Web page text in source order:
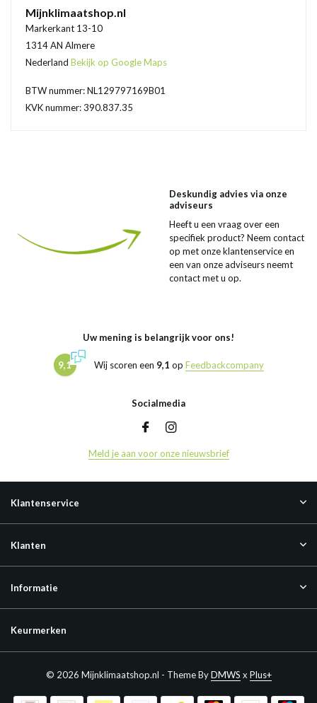
Mijnklimaatshop.nl
Markerkant 13-10
1314 AN Almere
Nederland Bekijk op Google Maps
BTW nummer: NL129797169B01
KVK nummer: 390.837.35
Deskundig advies via onze
adviseurs
Heeft u een vraag over een
specifiek product? Neem contact
op met onze klantenservice en
een van onze adviseurs neemt
contact met u op.
Uw mening is belangrijk voor ons!
9,1 Wij scoren een 9,1 op Feedbackcompany
Socialmedia
Meld je aan voor onze nieuwsbrief
Klantenservice
Klanten
Informatie
Keurmerken
© 2026 Mijnklimaatshop.nl - Theme ByDMWS x Plus+